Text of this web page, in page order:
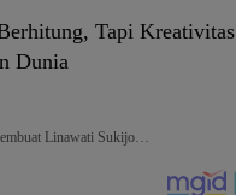
Tapi Kreativitas
Dunia
Linawati Sukijo…